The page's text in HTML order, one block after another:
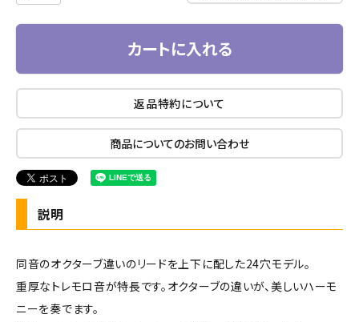
カートに入れる
返品特約について
商品についてのお問い合わせ
説明
同音のオクターブ違いのリードを上下に配した24穴モデル。
重厚なトレモロ音が特長です。オクターブの違いが、美しいハーモ
ニーを奏でます。